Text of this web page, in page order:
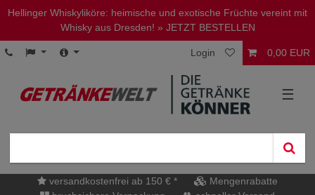
Hellinger Whiskyliköre: heimische und exotische Früchte vereint mit
Whisky aus Dresden! » JETZT BESTELLEN
Login 0,00 EUR
☰
versandkostenfrei ab 150 € *
Mengenrabatte